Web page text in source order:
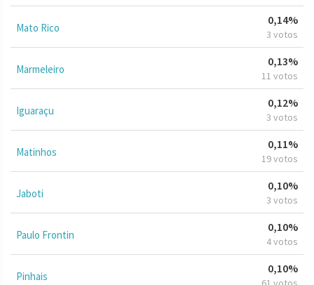
Mato Rico
0,14%
3 votos
Marmeleiro
0,13%
11 votos
Iguaraçu
0,12%
3 votos
Matinhos
0,11%
19 votos
Jaboti
0,10%
3 votos
Paulo Frontin
0,10%
4 votos
Pinhais
0,10%